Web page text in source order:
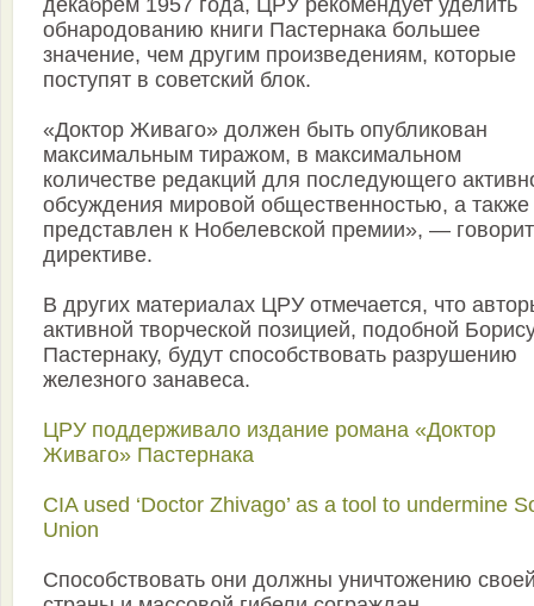
декабрём 1957 года, ЦРУ рекомендует уделить
обнародованию книги Пастернака большее
значение, чем другим произведениям, которые
поступят в советский блок.
«Доктор Живаго» должен быть опубликован
максимальным тиражом, в максимальном
количестве редакций для последующего
обсуждения мировой общественностью, а также
представлен к Нобелевской премии», —
директиве.
В других материалах ЦРУ отмечается, что
активной творческой позицией, подобной
Пастернаку, будут способствовать разрушению
железного занавеса.
ЦРУ поддерживало издание романа «Доктор
Живаго» Пастернака
CIA used ‘Doctor Zhivago’ as a tool to undermine
Union
Способствовать они должны уничтожению